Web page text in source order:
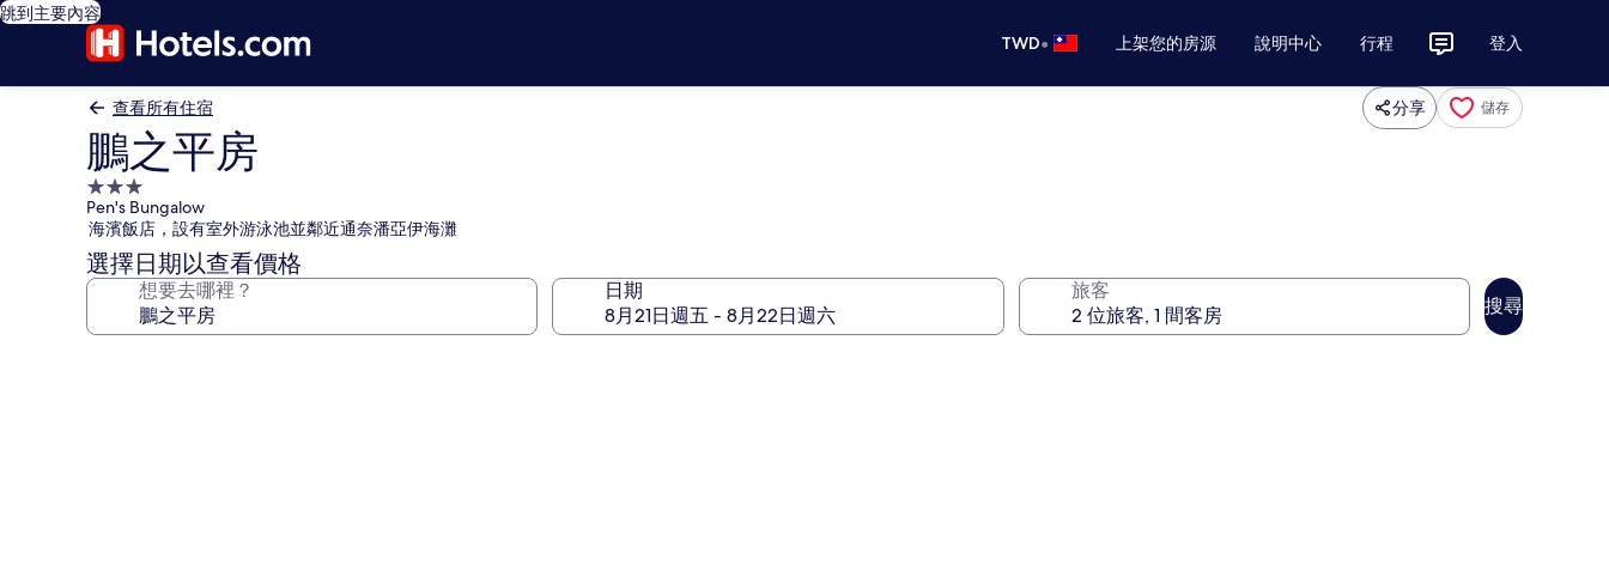
跳到主要內容
TWD• 上架您的房源 說明中心 行程 登入
查看所有住宿 分享 儲存
鵬之平房
3.0
星
級
住
宿
Pen's Bungalow
海濱飯店，設有室外游泳池並鄰近通奈潘亞伊海灘
選擇日期以查看價格
想要去哪裡？ 日期 旅客
搜尋